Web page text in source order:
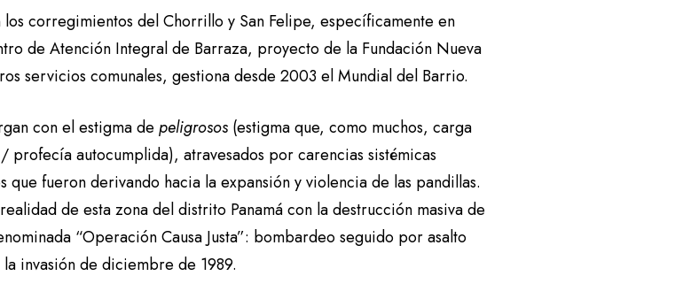
los corregimientos del Chorrillo y San Felipe, específicamente en
de Atención Integral de Barraza, proyecto de la Fundación Nueva
servicios comunales, gestiona desde 2003 el Mundial del Barrio.
con el estigma depeligrosos (estigma que, como muchos, carga
profecía autocumplida), atravesados por carencias sistémicas
que fueron derivando hacia la expansión y violencia de las pandillas.
de esta zona del distrito Panamá con la destrucción masiva de
“Operación Causa Justa”: bombardeo seguido por asalto
invasión de diciembre de 1989.